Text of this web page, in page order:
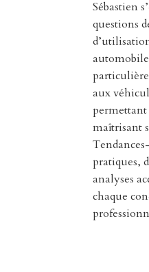
Sébastien
questions
aux
maîtrisant
pratiques,
analyses
chaque